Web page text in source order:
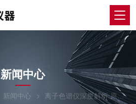
NEWS
新闻中心
新闻中心 离子色谱仪深度解析:原理、结构及应用案例